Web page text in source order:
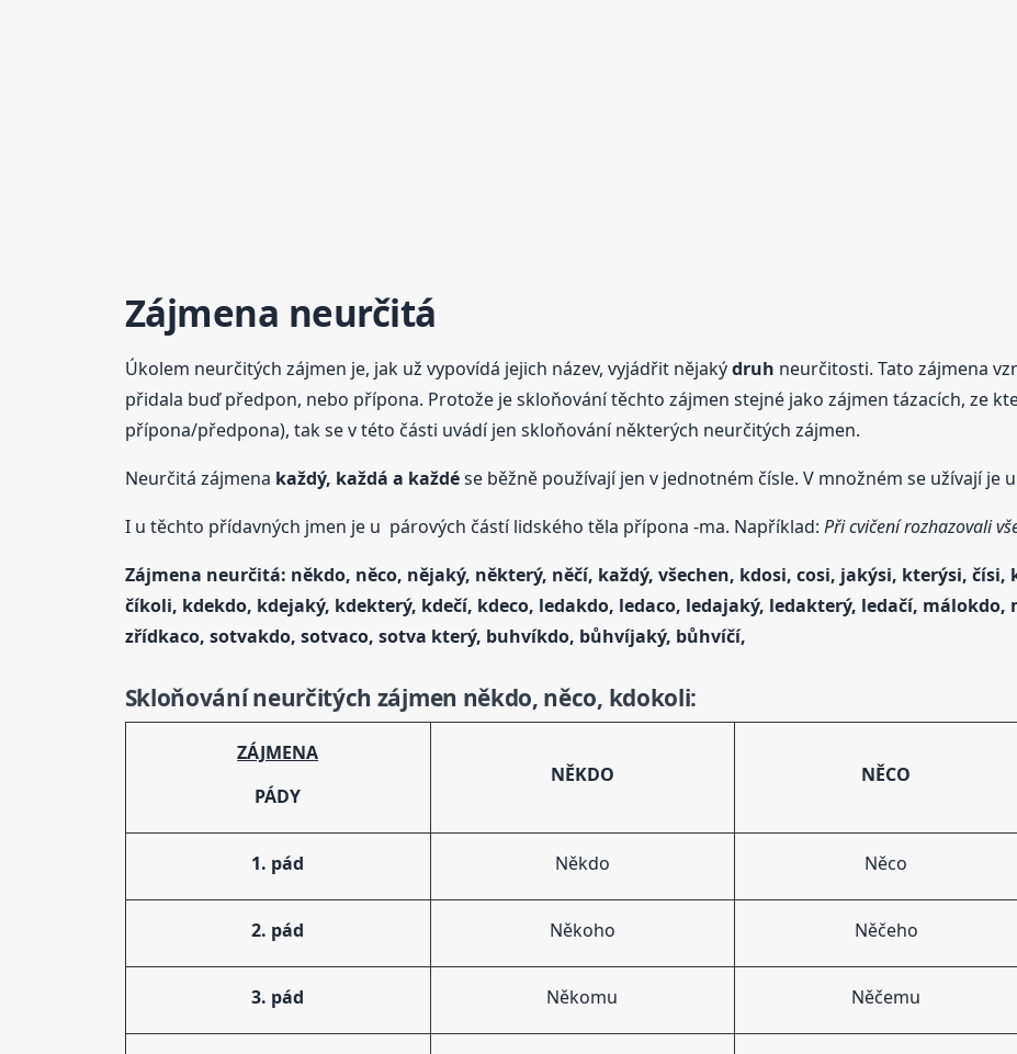
Zájmena neurčitá
Úkolem neurčitých zájmen je, jak už vypovídá jejich název, vyjádřit nějakýdruh neurčitosti. Tato zájmena
přidala buď předpon, nebo přípona. Protože je skloňování těchto zájmen stejné jako zájmen tázacích, ze
přípona/předpona), tak se v této části uvádí jen skloňování některých neurčitých zájmen.
Neurčitá zájmena každý, každá a každése běžně používají jen v jednotném čísle. V množném se užívají
I u těchto přídavných jmen je u párových částí lidského těla přípona -ma. Například: Při cvičení rozhazovali
Zájmena neurčitá: někdo, něco, nějaký, některý, něčí, každý, všechen, kdosi, cosi, jakýsi, kterýsi,
číkoli, kdekdo, kdejaký, kdekterý, kdečí, kdeco, ledakdo, ledaco, ledajaký, ledakterý, ledačí,
zřídkaco, sotvakdo, sotvaco, sotva který, buhvíkdo, bůhvíjaký, bůhvíčí,
Skloňování neurčitých zájmen někdo, něco, kdokoli:
ZÁJMENA
PÁDY
NĚKDO NĚCO
1. pád Někdo Něco
2. pád Někoho Něčeho
3. pád Někomu Něčemu